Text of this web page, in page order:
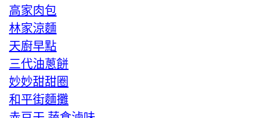
高家肉包
林家涼麵
天廚早點
三代油蔥餅
妙妙甜甜圈
和平街麵攤